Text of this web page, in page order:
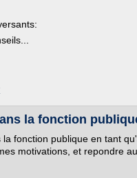
la fonction
fonction publique en tant
motivations, et repondre